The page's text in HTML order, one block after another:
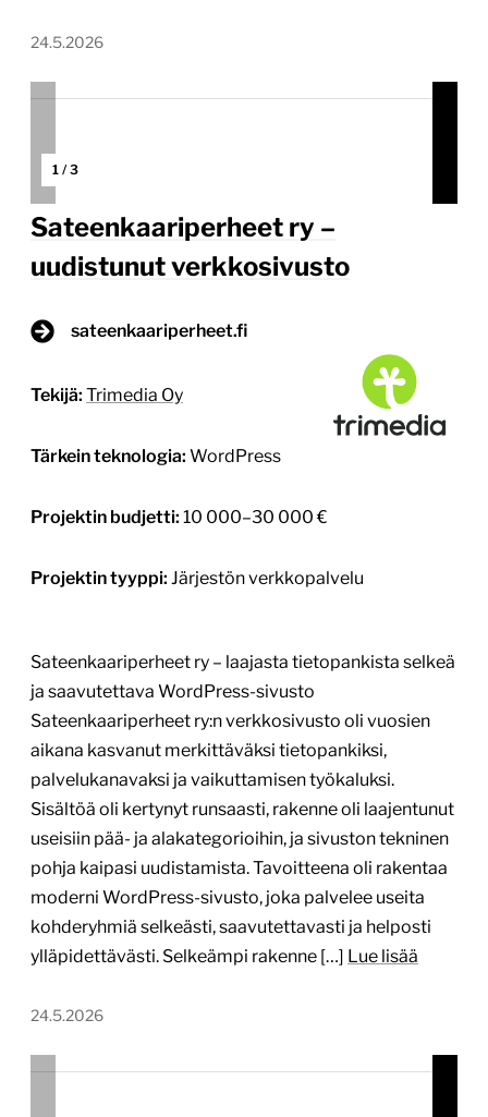
24.5.2026
1 / 3
Sateenkaariperheet ry –
uudistunut verkkosivusto
sateenkaariperheet.fi
Tekijä: Trimedia Oy
Tärkein teknologia: WordPress
Projektin budjetti: 10 000–30 000 €
Projektin tyyppi: Järjestön verkkopalvelu
Sateenkaariperheet ry – laajasta tietopankista selkeä
ja saavutettava WordPress-sivusto
Sateenkaariperheet ry:n verkkosivusto oli vuosien
aikana kasvanut merkittäväksi tietopankiksi,
palvelukanavaksi ja vaikuttamisen työkaluksi.
Sisältöä oli kertynyt runsaasti, rakenne oli laajentunut
useisiin pää- ja alakategorioihin, ja sivuston tekninen
pohja kaipasi uudistamista. Tavoitteena oli rakentaa
moderni WordPress-sivusto, joka palvelee useita
kohderyhmiä selkeästi, saavutettavasti ja helposti
ylläpidettävästi. Selkeämpi rakenne […] Lue lisää
24.5.2026